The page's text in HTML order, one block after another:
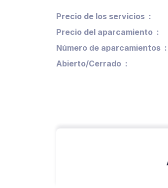
Precio de los servicios
Precio del aparcamiento
Número de aparcamientos
Abierto/Cerrado